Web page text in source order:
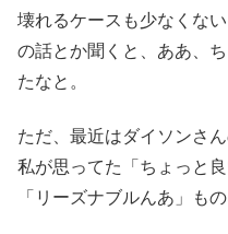
壊れるケースも少なくな
の話とか聞くと、ああ、
たなと。
ただ、最近はダイソンさ
私が思ってた「ちょっと
「リーズナブルんあ」も